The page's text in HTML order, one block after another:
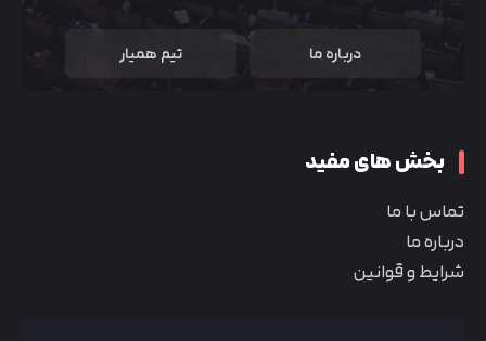
درباره ما تیم همیار
بخش های مفید
تماس با ما
درباره ما
شرایط و قوانین